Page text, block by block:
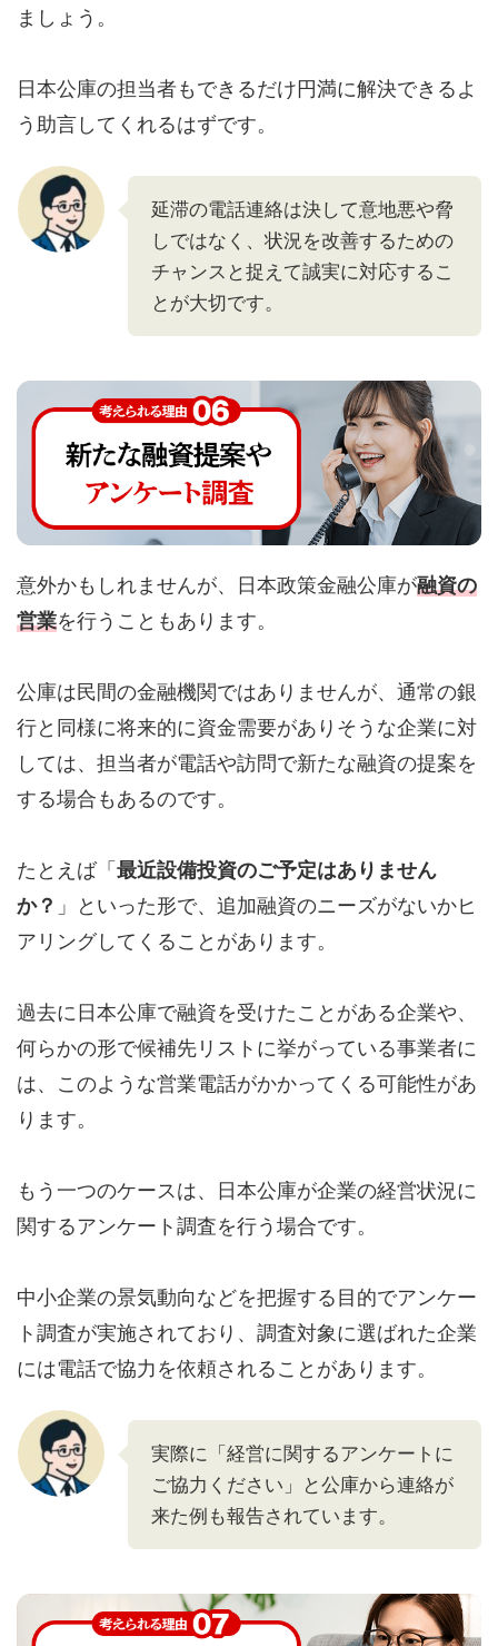
ましょう。
日本公庫の担当者もできるだけ円満に解決できるよ
う助言してくれるはずです。
延滞の電話連絡は決して意地悪や脅
しではなく、状況を改善するための
チャンスと捉えて誠実に対応するこ
とが大切です。
意外かもしれませんが、日本政策金融公庫が融資の
営業を行うこともあります。
公庫は民間の金融機関ではありませんが、通常の銀
行と同様に将来的に資金需要がありそうな企業に対
しては、担当者が電話や訪問で新たな融資の提案を
する場合もあるのです。
たとえば「最近設備投資のご予定はありません
か？ 」といった形で、追加融資のニーズがないかヒ
アリングしてくることがあります。
過去に日本公庫で融資を受けたことがある企業や、
何らかの形で候補先リストに挙がっている事業者に
は、このような営業電話がかかってくる可能性があ
ります。
もう一つのケースは、日本公庫が企業の経営状況に
関するアンケート調査を行う場合です。
中小企業の景気動向などを把握する目的でアンケー
ト調査が実施されており、調査対象に選ばれた企業
には電話で協力を依頼されることがあります。
実際に「経営に関するアンケートに
ご協力ください」と公庫から連絡が
来た例も報告されています。